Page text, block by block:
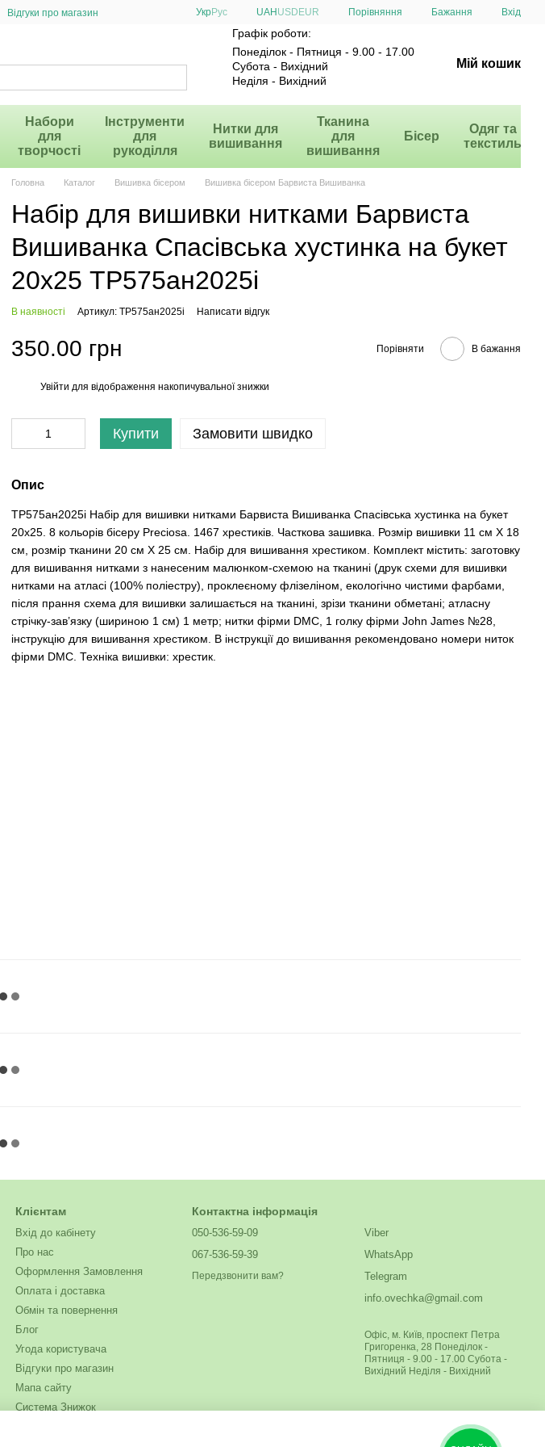
Відгуки про магазин
УкрРус UAH USD EUR Порівняння Бажання Вхід
Графік роботи:
Понеділок - Пятниця - 9.00 - 17.00
Субота - Вихідний
Неділя - Вихідний
Мій кошик
Набори
для
творчості
Інструменти
для
рукоділля
Нитки для
вишивання
Тканина
для
вишивання
Бісер
Одяг та
текстиль
Головна Каталог Вишивка бісером Вишивка бісером Барвиста Вишиванка
Набір для вишивки нитками Барвиста
Вишиванка Спасівська хустинка на букет
20х25 ТР575ан2025i
В наявності Артикул: ТР575ан2025i Написати відгук
350.00 грн Порівняти В бажання
Увійти для відображення накопичувальної знижки
Купити Замовити швидко
Опис
ТР575ан2025i Набір для вишивки нитками Барвиста Вишиванка Спасівська хустинка на букет
20х25. 8 кольорів бісеру Preciosa. 1467 хрестиків. Часткова зашивка. Розмір вишивки 11 см Х 18
см, розмір тканини 20 см Х 25 см. Набір для вишивання хрестиком. Комплект містить: заготовку
для вишивання нитками з нанесеним малюнком-схемою на тканині (друк схеми для вишивки
нитками на атласі (100% поліестру), проклеєному флізеліном, екологічно чистими фарбами,
після прання схема для вишивки залишається на тканині, зрізи тканини обметані; атласну
стрічку-зав’язку (шириною 1 см) 1 метр; нитки фірми DMC, 1 голку фірми John James №28,
інструкцію для вишивання хрестиком. В інструкції до вишивання рекомендовано номери ниток
фірми DMC. Техніка вишивки: хрестик.
Клієнтам
Вхід до кабінету
Про нас
Оформлення Замовлення
Оплата і доставка
Обмін та повернення
Блог
Угода користувача
Відгуки про магазин
Мапа сайту
Система Знижок
Контактна інформація
050-536-59-09
067-536-59-39
Передзвонити вам?
Viber
WhatsApp
Telegram
info.ovechka@gmail.com
Офіс, м. Київ, проспект Петра
Григоренка, 28 Понеділок -
Пятниця - 9.00 - 17.00 Субота -
Вихідний Неділя - Вихідний